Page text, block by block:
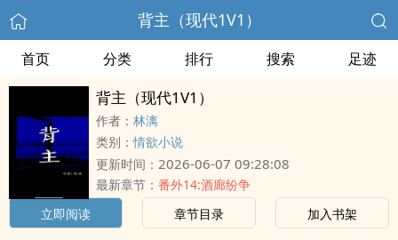
背主（现代1V1）
首页 分类 排行 搜索 足迹
背主（现代1V1）
作者： 林漓
类别：情欲小说
更新时间： 2026-06-07 09:28:08
最新章节： 番外14:酒廊纷争
立即阅读
章节目录 加入书架